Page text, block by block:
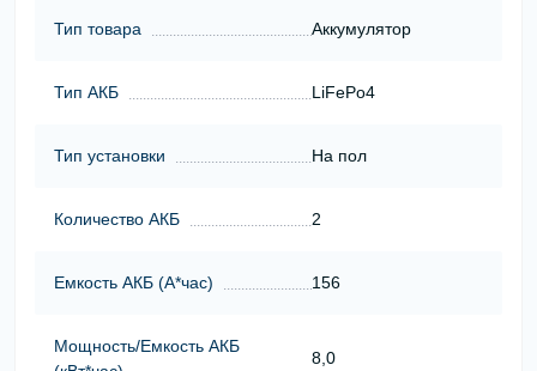
Тип товара Аккумулятор
Тип АКБ LiFePo4
Тип установки На пол
Количество АКБ 2
Емкость АКБ (А*час) 156
Мощность/Емкость АКБ
8,0